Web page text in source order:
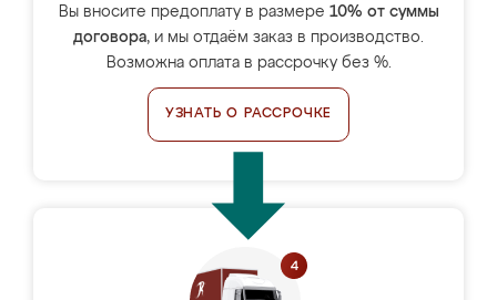
Вы вносите предоплату в размере 10% от суммы
договора, и мы отдаём заказ в производство.
Возможна оплата в рассрочку без %.
УЗНАТЬ О РАССРОЧКЕ